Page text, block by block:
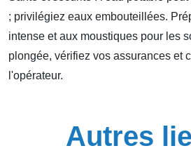
; privilégiez eaux embouteillées.
intense et aux moustiques pour les
plongée, vérifiez vos assurances et
l'opérateur.
Autres